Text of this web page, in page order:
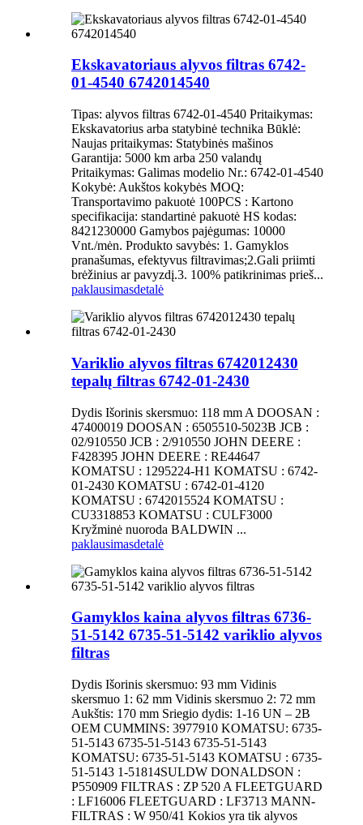
Ekskavatoriaus alyvos filtras 6742-
01-4540 6742014540
Tipas: alyvos filtras 6742-01-4540 Pritaikymas:
Ekskavatorius arba statybinė technika Būklė:
Naujas pritaikymas: Statybinės mašinos
Garantija: 5000 km arba 250 valandų
Pritaikymas: Galimas modelio Nr.: 6742-01-4540
Kokybė: Aukštos kokybės MOQ:
Transportavimo pakuotė 100PCS : Kartono
specifikacija: standartinė pakuotė HS kodas:
8421230000 Gamybos pajėgumas: 10000
Vnt./mėn. Produkto savybės: 1. Gamyklos
pranašumas, efektyvus filtravimas;2.Gali priimti
brėžinius ar pavyzdį.3. 100% patikrinimas prieš...
paklausimasdetalė
Variklio alyvos filtras 6742012430
tepalų filtras 6742-01-2430
Dydis Išorinis skersmuo: 118 mm A DOOSAN :
47400019 DOOSAN : 6505510-5023B JCB :
02/910550 JCB : 2/910550 JOHN DEERE :
F428395 JOHN DEERE : RE44647
KOMATSU : 1295224-H1 KOMATSU : 6742-
01-2430 KOMATSU : 6742-01-4120
KOMATSU : 6742015524 KOMATSU :
CU3318853 KOMATSU : CULF3000
Kryžminė nuoroda BALDWIN ...
paklausimasdetalė
Gamyklos kaina alyvos filtras 6736-
51-5142 6735-51-5142 variklio alyvos
filtras
Dydis Išorinis skersmuo: 93 mm Vidinis
skersmuo 1: 62 mm Vidinis skersmuo 2: 72 mm
Aukštis: 170 mm Sriegio dydis: 1-16 UN – 2B
OEM CUMMINS: 3977910 KOMATSU: 6735-
51-5143 6735-51-5143 6735-51-5143
KOMATSU: 6735-51-5143 KOMATSU : 6735-
51-5143 1-51814SULDW DONALDSON :
P550909 FILTRAS : ZP 520 A FLEETGUARD
: LF16006 FLEETGUARD : LF3713 MANN-
FILTRAS : W 950/41 Kokios yra tik alyvos